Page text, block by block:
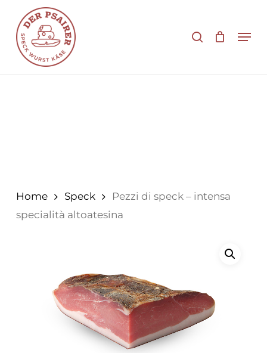
contenuto
principale
Home Speck
Pezzi di speck – intensa
specialità altoatesina